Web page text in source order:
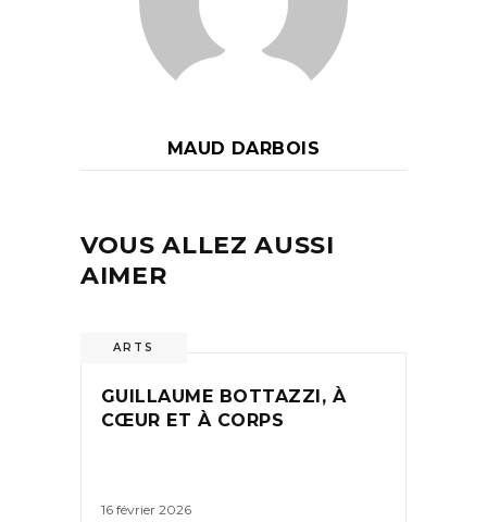
MAUD DARBOIS
VOUS ALLEZ AUSSI
AIMER
ARTS
GUILLAUME BOTTAZZI, À
CŒUR ET À CORPS
16 février 2026